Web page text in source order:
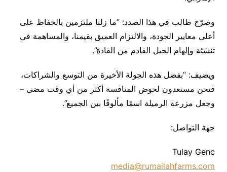
وصرّح طالب في هذا الصدد: “ما زلنا ملتزمين بالحفاظ على
أعلى معايير الجودة، والالتزام العميق بقيمنا، والمساهمة في
تنشئة وإلهام الجيل القادم من القادة”.
ويضيف: “بفضل هذه الجولة الأخيرة من التوسع والشراكات،
فنحن مستعدون لخوض المنافسة أكثر من أي وقت مضى –
وجعل مزرعة الرميلة اسمًا مألوفًا بين الجميع”.
جهة التواصل:
Tulay Genc
media@rumailahfarms.com